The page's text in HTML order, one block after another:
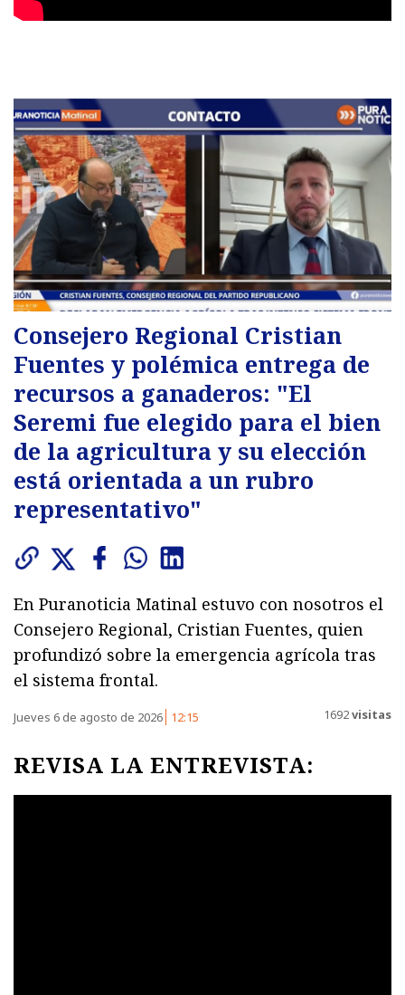
Consejero Regional Cristian
Fuentes y polémica entrega de
recursos a ganaderos: "El
Seremi fue elegido para el bien
de la agricultura y su elección
está orientada a un rubro
representativo"
En Puranoticia Matinal estuvo con nosotros el
Consejero Regional, Cristian Fuentes, quien
profundizó sobre la emergencia agrícola tras
el sistema frontal.
Jueves 6 de agosto de 2026 12:15 1692visitas
REVISA LA ENTREVISTA: